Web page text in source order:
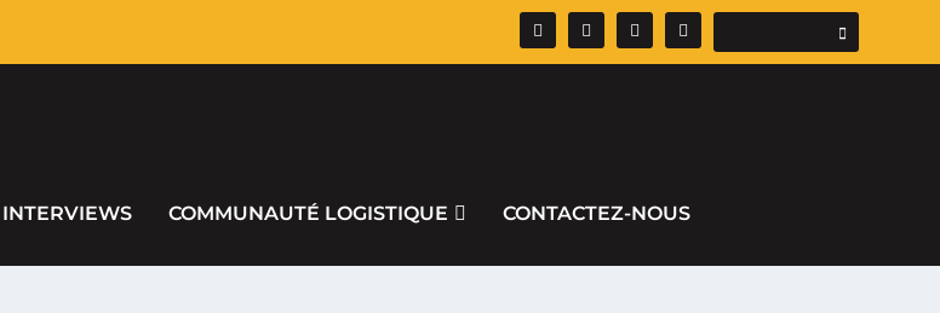
INTERVIEWS COMMUNAUTÉ LOGISTIQUE CONTACTEZ-NOUS